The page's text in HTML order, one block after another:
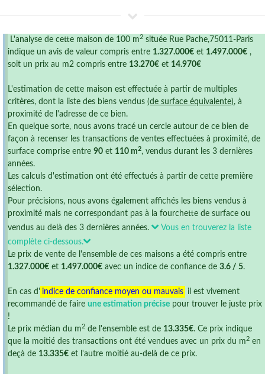
L'analyse de cette maison de 100 m 2 située Rue Pache,75011-Paris
indique un avis de valeur compris entre 1.327.000€ et 1.497.000€ ,
soit un prix au m2 compris entre 13.270€ et 14.970€
L'estimation de cette maison est effectuée à partir de multiples
critères, dont la liste des biens vendus (de surface équivalente), à
proximité de l'adresse de ce bien.
En quelque sorte, nous avons tracé un cercle autour de ce bien de
façon à recenser les transactions de ventes effectuées à proximité, de
surface comprise entre 90 et 110 m2, vendus durant les 3 dernières
années.
Les calculs d'estimation ont été effectués à partir de cette première
sélection.
Pour précisions, nous avons également affichés les biens vendus à
proximité mais ne correspondant pas à la fourchette de surface ou
vendus au delà des 3 dernières années.
Vous en trouverez la liste
complète ci-dessous.
Le prix de vente de l'ensemble de ces maisons a été compris entre
1.327.000€ et 1.497.000€ avec un indice de confiance de 3.6 / 5.
En cas d' indice de confiance moyen ou mauvais il est vivement
recommandé de faire une estimation précise pour trouver le juste prix
!
Le prix médian du m 2 de l'ensemble est de 13.335€. Ce prix indique
que la moitié des transactions ont été vendues avec un prix du m 2 en
deçà de 13.335€ et l'autre moitié au-delà de ce prix.